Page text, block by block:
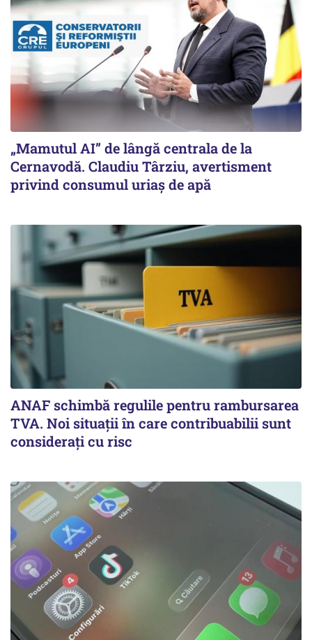
„Mamutul AI” de lângă centrala de la
Cernavodă. Claudiu Târziu, avertisment
privind consumul uriaș de apă
ANAF schimbă regulile pentru rambursarea
TVA. Noi situaţii în care contribuabilii sunt
consideraţi cu risc